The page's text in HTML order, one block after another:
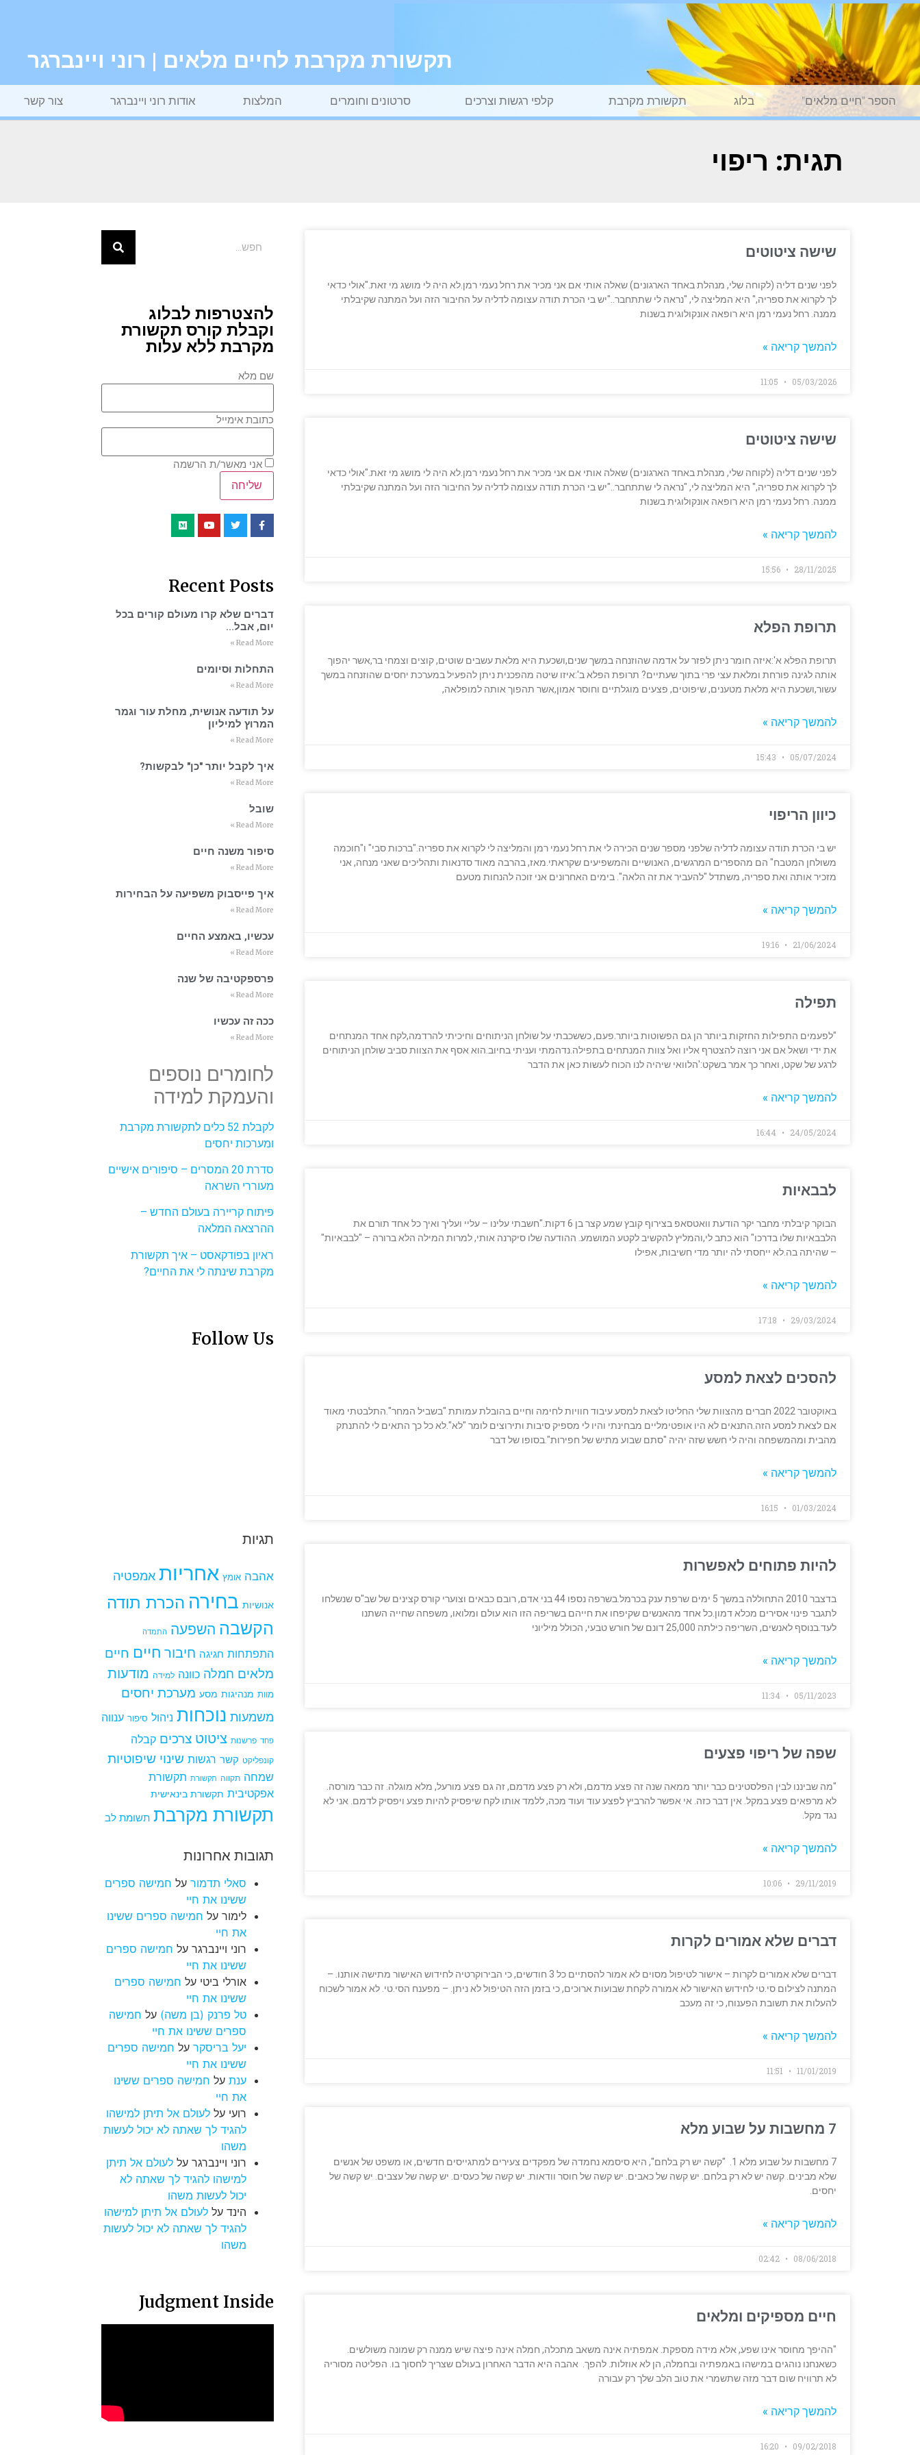
תקשורת מקרבת לחיים מלאים | רוני ויינברגר
הספר "חיים מלאים" בלוג תקשורת מקרבת קלפי רגשות וצרכים סרטונים וחומרים המלצות אודות רוני ויינברגר צור קשר
תגית: ריפוי
שישה ציטוטים
לפני שנים דליה (לקוחה שלי, מנהלת באחד הארגונים) שאלה אותי אם אני מכיר את רחל נעמי רמן.לא היה לי מושג מי זאת."אולי כדאי
לך לקרוא את ספריה," היא המליצה לי, "נראה לי שתתחבר.."יש בי הכרת תודה עצומה לדליה על החיבור הזה ועל המתנה שקיבלתי
ממנה. רחל נעמי רמן היא רופאה אונקולוגית בשנות
להמשך קריאה »
05/03/2026
שישה ציטוטים
לפני שנים דליה (לקוחה שלי, מנהלת באחד הארגונים) שאלה אותי אם אני מכיר את רחל נעמי רמן.לא היה לי מושג מי זאת."אולי כדאי
לך לקרוא את ספריה," היא המליצה לי, "נראה לי שתתחבר.."יש בי הכרת תודה עצומה לדליה על החיבור הזה ועל המתנה שקיבלתי
ממנה. רחל נעמי רמן היא רופאה אונקולוגית בשנות
להמשך קריאה »
28/11/2025
תרופת הפלא
תרופת הפלא א':איזה חומר ניתן לפזר על אדמה שהוזנחה במשך שנים,ושכעת היא מלאת עשבים שוטים, קוצים וצמחי בר,אשר יהפוך
אותה לגינה פורחת ומלאת עצי פרי בתוך שעתיים? תרופת הפלא ב':איזו שיטה מהפכנית ניתן להפעיל במערכת יחסים שהוזנחה במשך
עשור,ושכעת היא מלאת מטענים, שיפוטים, פצעים מוגלתיים וחוסר אמון,אשר תהפוך אותה למופלאה,
להמשך קריאה »
05/07/2024
כיוון הריפוי
יש בי הכרת תודה עצומה לדליה שלפני מספר שנים הכירה לי את רחל נעמי רמן והמליצה לי לקרוא את ספריה."ברכות סבי" ו"חוכמה
משולחן המטבח" הם מהספרים המרגשים, האנושיים והמשפיעים שקראתי.מאז, בהרבה מאוד סדנאות ותהליכים שאני מנחה, אני
מזכיר אותה ואת ספריה, משתדל "להעביר את זה הלאה". בימים האחרונים אני זוכה להנחות מטעם
להמשך קריאה »
21/06/2024
תפילה
"לפעמים התפילות החזקות ביותר הן גם הפשוטות ביותר.פעם, כששכבתי על שולחן הניתוחים וחיכיתי להרדמה,לקח אחד המנתחים
את ידי ושאל אם אני רוצה להצטרף אליו ואל צוות המנתחים בתפילה.נדהמתי ועניתי בחיוב.הוא אסף את הצוות סביב שולחן הניתוחים
לרגע של שקט, ואחר כך אמר בשקט:'הלוואי שיהיה לנו הכוח לעשות כאן את הדבר
להמשך קריאה »
24/05/2024
לבבאיות
הבוקר קיבלתי מחבר יקר הודעת וואטסאפ בצירוף קובץ שמע קצר בן 6 דקות."חשבתי עלינו – עליי ועליך ואיך כל אחד תורם את
הלבבאיות שלו בדרכו" הוא כתב לי,והמליץ להקשיב לקטע המושמע. ההודעה שלו סיקרנה אותי, למרות המילה הלא ברורה – "לבבאיות"
– שהיתה בה.לא ייחסתי לה יותר מדי חשיבות, אפילו
להמשך קריאה »
29/03/2024
להסכים לצאת למסע
באוקטובר 2022 חברים מהצוות שלי החליטו לצאת למסע עיבוד חוויות לחימה וחיים בהובלת עמותת "בשביל המחר".התלבטתי מאוד
אם לצאת למסע הזה.התנאים לא היו אופטימליים מבחינתי והיו לי מספיק סיבות ותירוצים לומר "לא".לא כל כך התאים לי להתנתק
מהבית ומהמשפחה והיה לי חשש שזה יהיה "סתם שבוע מתיש של חפירות".בסופו של דבר
להמשך קריאה »
01/03/2024
להיות פתוחים לאפשרות
בדצבר 2010 התחוללה במשך 5 ימים שרפת ענק בכרמל.בשרפה נספו 44 בני אדם, רובם כבאים וצוערי קורס קצינים של שב"ס שנשלחו
לתגבר פינוי אסירים מכלא דמון.כל אחד מהאנשים שקיפחו את חייהם בשריפה הזו הוא עולם ומלואו, משפחה שחייה השתנו
לעד.בנוסף לאנשים, השריפה כילתה 25,000 דונם של חורש טבעי, הכולל מיליוני
להמשך קריאה »
05/11/2023
שפה של ריפוי פצעים
"מה שביננו לבין הפלסטינים כבר יותר ממאה שנה זה פצע מדמם, ולא רק פצע מדמם, זה גם פצע מורעל, מלא מוגלה. זה כבר מורסה.
לא מרפאים פצע במקל. אין דבר כזה. אי אפשר להרביץ לפצע עוד ועוד מכה, ללמד אותו לקח שיפסיק להיות פצע ויפסיק לדמם. אני לא
נגד מקל.
להמשך קריאה »
29/11/2019
דברים שלא אמורים לקרות
דברים שלא אמורים לקרות – אישור לטיפול מסוים לא אמור להסתיים כל 3 חודשים, כי הבירוקרטיה לחידוש האישור מתישה אותנו. –
המתנה לצילום סי.טי לחידוש האישור לא אמורה לקחת שבועות ארוכים, כי בזמן הזה הטיפול לא ניתן. – מפענח הסי.טי. לא אמור לשכוח
להעלות את תשובת הפענוח, כי זה מעכב
להמשך קריאה »
11/01/2019
7 מחשבות על שבוע מלא
7 מחשבות על שבוע מלא 1. "קשה יש רק בלחם", היא סיסמא נחמדה של מפקדים צעירים למתגייסים חדשים, או משפט של אנשים
שלא מבינים. קשה יש לא רק בלחם. יש קשה של כאבים. יש קשה של חוסר וודאות. יש קשה של כעסים. יש קשה של עצבים. יש קשה של
יחסים.
להמשך קריאה »
08/06/2018
חיים מספיקים ומלאים
"ההיפך מחוסר אינו שפע, אלא מידה מספקת. אמפתיה אינה משאב מתכלה, חמלה אינה פיצה שיש ממנה רק שמונה משולשים.
כשאנחנו נוהגים במישהו באמפתיה ובחמלה, הן לא אוזלות. להפך. אהבה היא הדבר האחרון בעולם שצריך לחסוך בו. הפליטה מסוריה
לא תרוויח שום דבר מזה שתשמרי את טוב הלב שלך רק עבורה
להמשך קריאה »
09/02/2018
להצטרפות לבלוג
וקבלת קורס תקשורת
מקרבת ללא עלות
שם מלא
כתובת אימייל
אני מאשר/ת הרשמה
Recent Posts
דברים שלא קרו מעולם קורים בכל
יום, אבל…
Read More »
התחלות וסיומים
Read More »
על תודעה אנושית, מחלת עור וגמר
המרוץ למיליון
Read More »
איך לקבל יותר "כן" לבקשות?
Read More »
שובל
Read More »
סיפור משנה חיים
Read More »
איך פייסבוק משפיעה על הבחירות
Read More »
עכשיו, באמצע החיים
Read More »
פרספקטיבה של שנה
Read More »
ככה זה עכשיו
Read More »
לחומרים נוספים
והעמקת למידה
לקבלת 52 כלים לתקשורת מקרבת
ומערכות יחסים
סדרת 20 המסרים – סיפורים אישיים
מעוררי השראה
פיתוח קריירה בעולם החדש –
ההרצאה המלאה
ראיון בפודקאסט – איך תקשורת
מקרבת שינתה לי את החיים?
Follow Us
תגיות
אהבה אומץ אחריות אמפטיה
אנושיות בחירה הכרת תודה
הקשבה השפעה התמדה
התפתחות חגיגה חיבור חיים חיים
מלאים חמלה כוונה למידה מודעות
מוות מנהיגות מסע מערכת יחסים
משמעות נוכחות ניהול סיפור ענווה
פחד פרשנות ציטוט צרכים קבלה
קונפליקט קשר רגשות שינוי שיפוטיות
שמחה תקווה תקשורת תקשורת
אפקטיבית תקשורת בינאישית
תקשורת מקרבת תשומת לב
תגובות אחרונות
סאלי תדמור על חמישה ספרים
ששינו את חיי
לימור על חמישה ספרים ששינו
את חיי
רוני ויינברגר על חמישה ספרים
ששינו את חיי
אורלי ביטי על חמישה ספרים
ששינו את חיי
טל פרנק (בן משה) על חמישה
ספרים ששינו את חיי
יעל בריסקר על חמישה ספרים
ששינו את חיי
ענת על חמישה ספרים ששינו
את חיי
רועי עללעולם אל תיתן למישהו
להגיד לך שאתה לא יכול לעשות
משהו
רוני ויינברגר עללעולם אל תיתן
למישהו להגיד לך שאתה לא
יכול לעשות משהו
הינד עללעולם אל תיתן למישהו
להגיד לך שאתה לא יכול לעשות
משהו
Judgment Inside